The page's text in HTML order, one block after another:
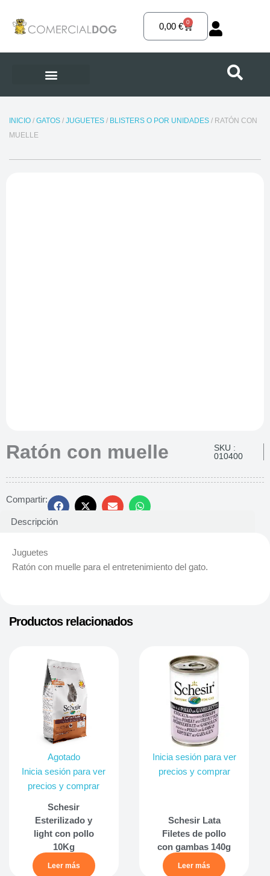
contenido
0,00€ 0
Carrito
INICIO/ GATOS/ JUGUETES/ BLISTERS O POR UNIDADES/ RATÓN CON
MUELLE
Ratón con muelle
SKU :
010400
Compartir:
Descripción
Juguetes
Ratón con muelle para el entretenimiento del gato.
Productos relacionados
Agotado
Inicia sesión para ver
precios y comprar
Schesir
Esterilizado y
light con pollo
10Kg
Leer más
Inicia sesión para ver
precios y comprar
Schesir Lata
Filetes de pollo
con gambas 140g
Leer más